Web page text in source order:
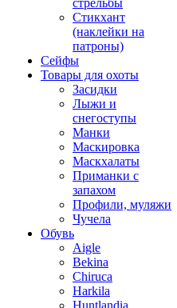
стрельбы
Стикхант
(наклейки на
патроны)
Сейфы
Товары для охоты
Засидки
Лыжи и
снегоступы
Манки
Маскировка
Маскхалаты
Приманки с
запахом
Профили, муляжи
Чучела
Обувь
Aigle
Bekina
Chiruсa
Harkila
Huntlandia